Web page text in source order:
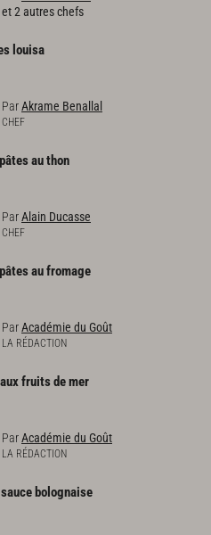
et 2 autres chefs
louisa
ParAkrame Benallal
CHEF
pâtesauthon
ParAlain Ducasse
CHEF
pâtesaufromage
ParAcadémie du Goût
LA RÉDACTION
auxfruitsdemer
ParAcadémie du Goût
LA RÉDACTION
sauce bolognaise